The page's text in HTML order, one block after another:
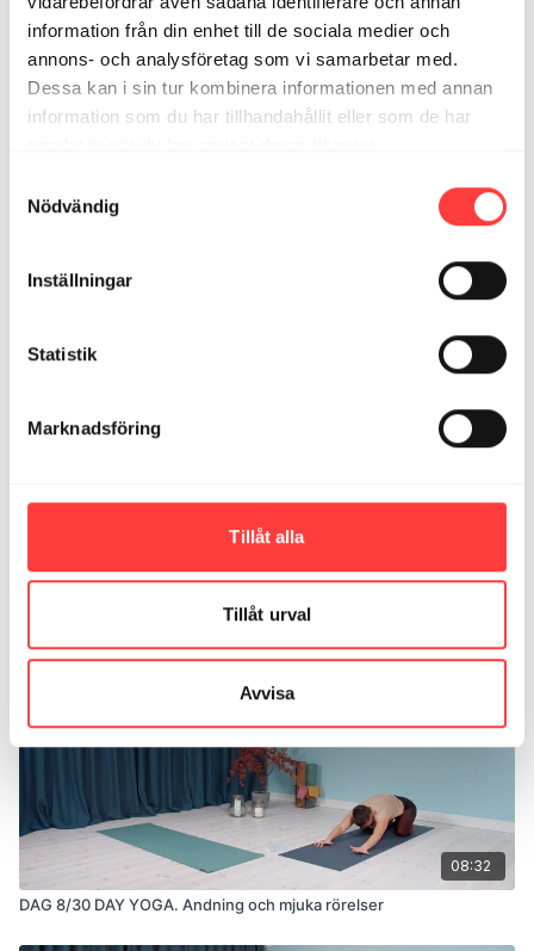
information från din enhet till de sociala medier och
annons- och analysföretag som vi samarbetar med.
Dessa kan i sin tur kombinera informationen med annan
information som du har tillhandahållit eller som de har
Nödvändig
Inställningar
Statistik
Marknadsföring
Tillåt alla
Tillåt urval
Avvisa
0
VeronicaL november 09, 2021
Otroligt skönt morgonpass!
DAG 10/30 DAY YOGA. Stärk och mjuka upp ryggen
08:32
DAG 8/30 DAY YOGA. Andning och mjuka rörelser